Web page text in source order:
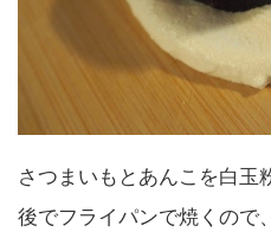
さつまいもとあんこを白玉
後でフライパンで焼くので